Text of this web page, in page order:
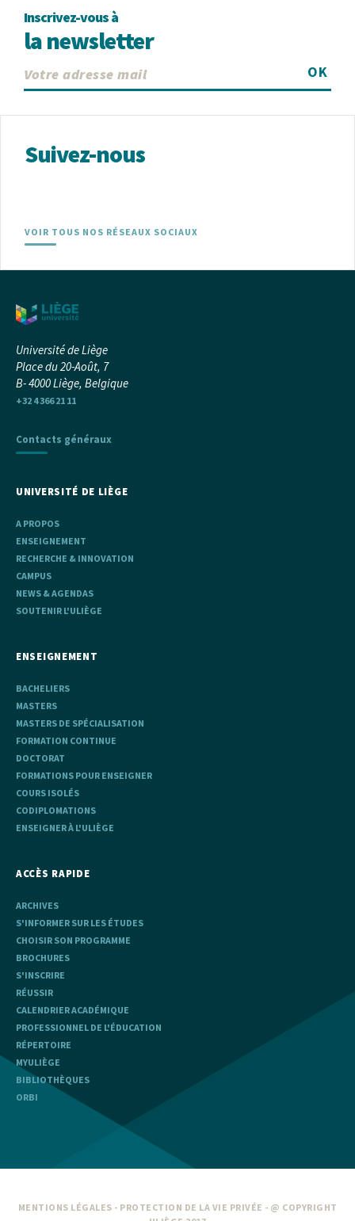
Inscrivez-vous à
la newsletter
OK
Suivez-nous
VOIR TOUS NOS RÉSEAUX SOCIAUX
Université de Liège
Place du 20-Août, 7
B- 4000 Liège, Belgique
+32 4 366 21 11
Contacts généraux
UNIVERSITÉ DE LIÈGE
A PROPOS
ENSEIGNEMENT
RECHERCHE & INNOVATION
CAMPUS
NEWS & AGENDAS
SOUTENIR L'ULIÈGE
ENSEIGNEMENT
BACHELIERS
MASTERS
MASTERS DE SPÉCIALISATION
FORMATION CONTINUE
DOCTORAT
FORMATIONS POUR ENSEIGNER
COURS ISOLÉS
CODIPLOMATIONS
ENSEIGNER À L'ULIÈGE
ACCÈS RAPIDE
ARCHIVES
S'INFORMER SUR LES ÉTUDES
CHOISIR SON PROGRAMME
BROCHURES
S'INSCRIRE
RÉUSSIR
CALENDRIER ACADÉMIQUE
PROFESSIONNEL DE L'ÉDUCATION
RÉPERTOIRE
MYULIÈGE
BIBLIOTHÈQUES
ORBI
MENTIONS LÉGALES - PROTECTION DE LA VIE PRIVÉE - @ COPYRIGHT